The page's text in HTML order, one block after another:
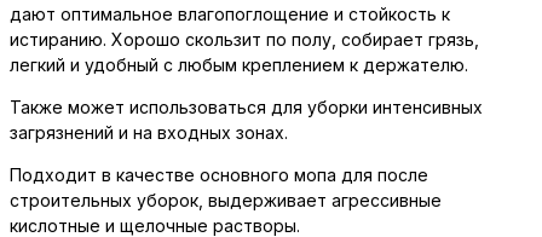
дают оптимальное влагопоглощение и стойкость к
истиранию. Хорошо скользит по полу, собирает грязь,
легкий и удобный с любым креплением к держателю.
Также может использоваться для уборки интенсивных
загрязнений и на входных зонах.
Подходит в качестве основного мопа для после
строительных уборок, выдерживает агрессивные
кислотные и щелочные растворы.